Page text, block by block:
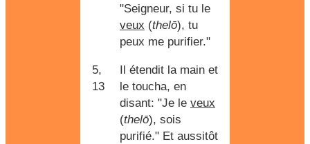
"Seigneur, si tu le
veux (thelō), tu
peux me purifier."
5,
13
Il étendit la main et
le toucha, en
disant: "Je le veux
(thelō), sois
purifié." Et aussitôt